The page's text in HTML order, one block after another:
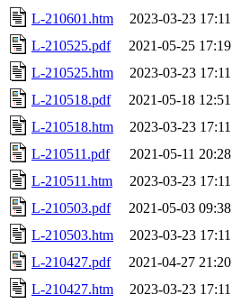
L-210601.htm
2023-03-23 17:11
L-210525.pdf
2021-05-25 17:19
L-210525.htm
2023-03-23 17:11
L-210518.pdf
2021-05-18 12:51
L-210518.htm
2023-03-23 17:11
L-210511.pdf
2021-05-11 20:28
L-210511.htm
2023-03-23 17:11
L-210503.pdf
2021-05-03 09:38
L-210503.htm
2023-03-23 17:11
L-210427.pdf
2021-04-27 21:20
L-210427.htm
2023-03-23 17:11